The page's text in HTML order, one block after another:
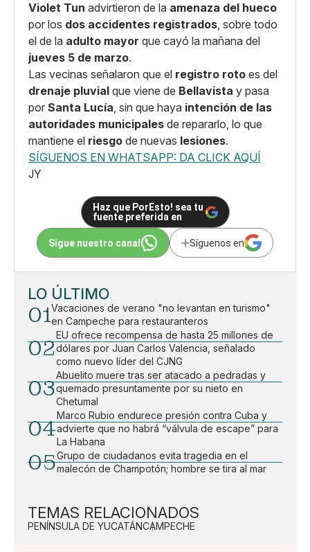
Violet Tun advirtieron de la amenaza del hueco
por los dos accidentes registrados, sobre todo
el de la adulto mayor que cayó la mañana del
jueves 5 de marzo.
Las vecinas señalaron que el registro roto es del
drenaje pluvial que viene de Bellavista y pasa
por Santa Lucía, sin que haya intención de las
autoridades municipales de repararlo, lo que
mantiene el riesgo de nuevas lesiones.
SÍGUENOS EN WHATSAPP: DA CLICK AQUÍ
JY
Haz que PorEsto! sea tu
fuente preferida en
Sigue nuestro canal Síguenos en
LO ÚLTIMO
01Vacaciones de verano "no levantan en turismo"
en Campeche para restauranteros
02
EU ofrece recompensa de hasta 25 millones de
dólares por Juan Carlos Valencia, señalado
como nuevo líder del CJNG
03
Abuelito muere tras ser atacado a pedradas y
quemado presuntamente por su nieto en
Chetumal
04
Marco Rubio endurece presión contra Cuba y
advierte que no habrá “válvula de escape” para
La Habana
05Grupo de ciudadanos evita tragedia en el
malecón de Champotón; hombre se tira al mar
TEMAS RELACIONADOS
PENÍNSULA DE YUCATÁNCAMPECHE